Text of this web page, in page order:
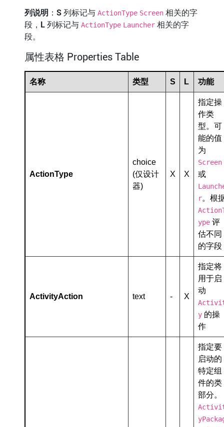
列说明 ： S列标记与 ActionType Screen相关的字
段， L列标记与 ActionType Launcher相关的字
段。
属性表格 Properties Table
名称 类型 S L 功能
ActionType
choice
(仅设计
器)
X X
指定操
作类
型。可
能的值
为
Screen
或
r。根
ype评
估不同
的字段
ActivityAction text - X
指定将
用于启
动
y的操
作
指定要
启动的
特定组
件的类
部分。